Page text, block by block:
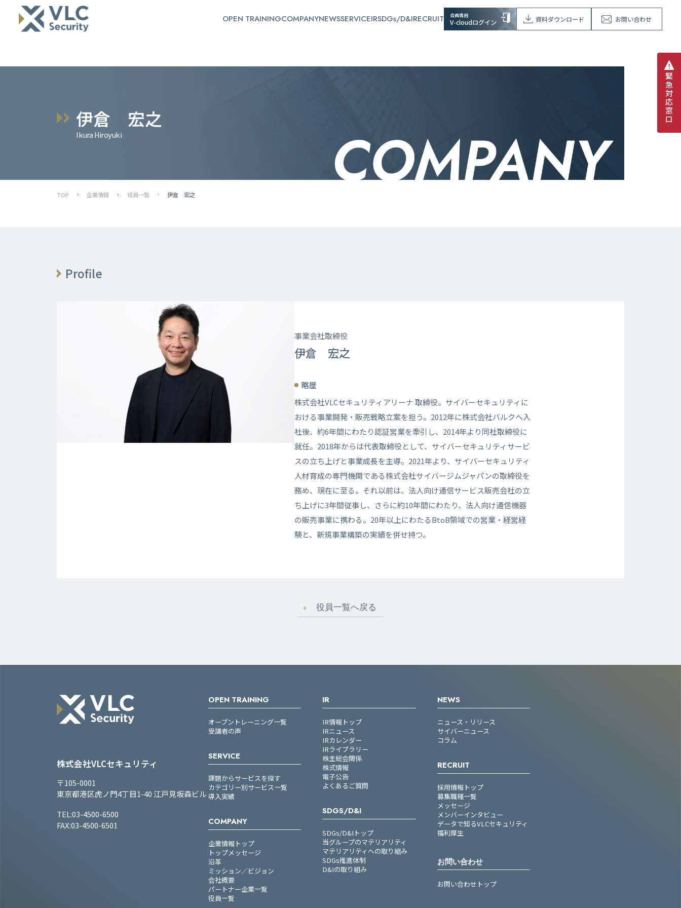
OPEN TRAININGCOMPANYNEWSSERVICEIRSDGs/D&IRECRUIT 会員専用
V-cloudログイン 資料ダウンロード お問い合わせ
緊
急
対
応
窓
口
伊倉 宏之
Ikura Hiroyuki
TOP 企業情報 役員一覧 伊倉 宏之
Profile
事業会社取締役
伊倉 宏之
略歴
株式会社VLCセキュリティアリーナ 取締役。サイバーセキュリティに
おける事業開発・販売戦略立案を担う。2012年に株式会社バルクへ入
社後、約6年間にわたり認証営業を牽引し、2014年より同社取締役に
就任。2018年からは代表取締役として、サイバーセキュリティサービ
スの立ち上げと事業成長を主導。2021年より、サイバーセキュリティ
人材育成の専門機関である株式会社サイバージムジャパンの取締役を
務め、現在に至る。それ以前は、法人向け通信サービス販売会社の立
ち上げに3年間従事し、さらに約10年間にわたり、法人向け通信機器
の販売事業に携わる。20年以上にわたるBtoB領域での営業・経営経
験と、新規事業構築の実績を併せ持つ。
役員一覧へ戻る
株式会社VLCセキュリティ
〒105-0001
東京都港区虎ノ門4丁目1-40 江戸見坂森ビル
TEL:03-4500-6500
FAX:03-4500-6501
OPEN TRAINING
オープントレーニング一覧
受講者の声
SERVICE
課題からサービスを探す
カテゴリー別サービス一覧
導入実績
COMPANY
企業情報トップ
トップメッセージ
沿革
ミッション／ビジョン
会社概要
パートナー企業一覧
役員一覧
IR
IR情報トップ
IRニュース
IRカレンダー
IRライブラリー
株主総会関係
株式情報
電子公告
よくあるご質問
SDGS/D&I
SDGs/D&Iトップ
当グループのマテリアリティ
マテリアリティへの取り組み
SDGs推進体制
D&Iの取り組み
NEWS
ニュース・リリース
サイバーニュース
コラム
RECRUIT
採用情報トップ
募集職種一覧
メッセージ
メンバーインタビュー
データで知るVLCセキュリティ
福利厚生
お問い合わせ
お問い合わせトップ